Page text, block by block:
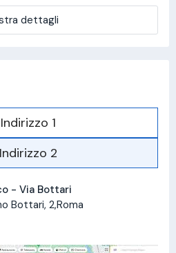
dettagli
Indirizzo 1
Indirizzo 2
- Via Bottari
Bottari, 2,Roma